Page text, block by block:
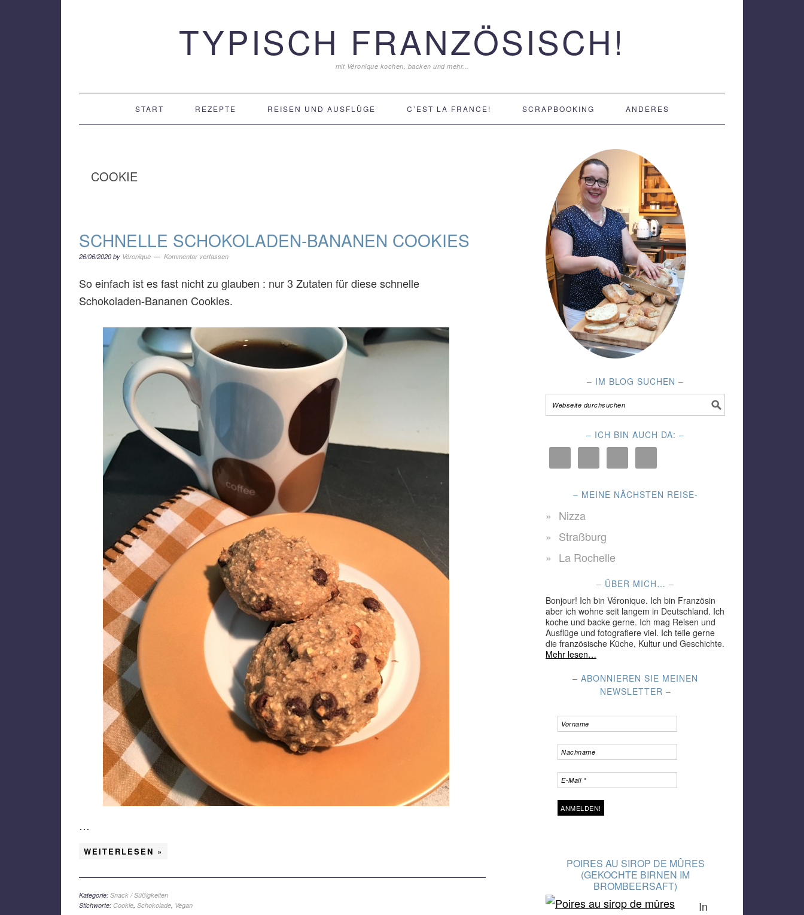
TYPISCH FRANZÖSISCH!
mit Véronique kochen, backen und mehr...
START REZEPTE REISEN UND AUSFLÜGE C’EST LA FRANCE! SCRAPBOOKING ANDERES
COOKIE
SCHNELLE SCHOKOLADEN-BANANEN COOKIES
26/06/2020 by Véronique Kommentar verfassen
So einfach ist es fast nicht zu glauben : nur 3 Zutaten für diese schnelle
Schokoladen-Bananen Cookies.
…
WEITERLESEN »
Kategorie: Snack / Süßigkeiten
Stichworte: Cookie, Schokolade, Vegan
– IM BLOG SUCHEN –
– ICH BIN AUCH DA: –
– MEINE NÄCHSTEN REISE-
Nizza
Straßburg
La Rochelle
– ÜBER MICH… –
Bonjour! Ich bin Véronique. Ich bin Französin
aber ich wohne seit langem in Deutschland. Ich
koche und backe gerne. Ich mag Reisen und
Ausflüge und fotografiere viel. Ich teile gerne
die französische Küche, Kultur und Geschichte.
Mehr lesen…
– ABONNIEREN SIE MEINEN
NEWSLETTER –
POIRES AU SIROP DE MÛRES
(GEKOCHTE BIRNEN IM
BROMBEERSAFT)
In